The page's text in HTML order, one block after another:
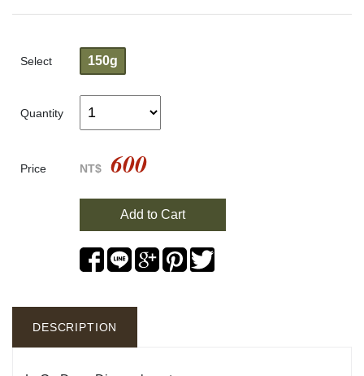
Select 150g
Quantity
Price NT$ 600
Add to Cart
DESCRIPTION